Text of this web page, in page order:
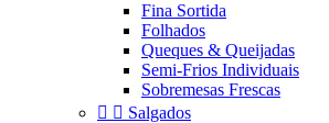
Fina Sortida
Folhados
Queques & Queijadas
Semi-Frios Individuais
Sobremesas Frescas
  Salgados